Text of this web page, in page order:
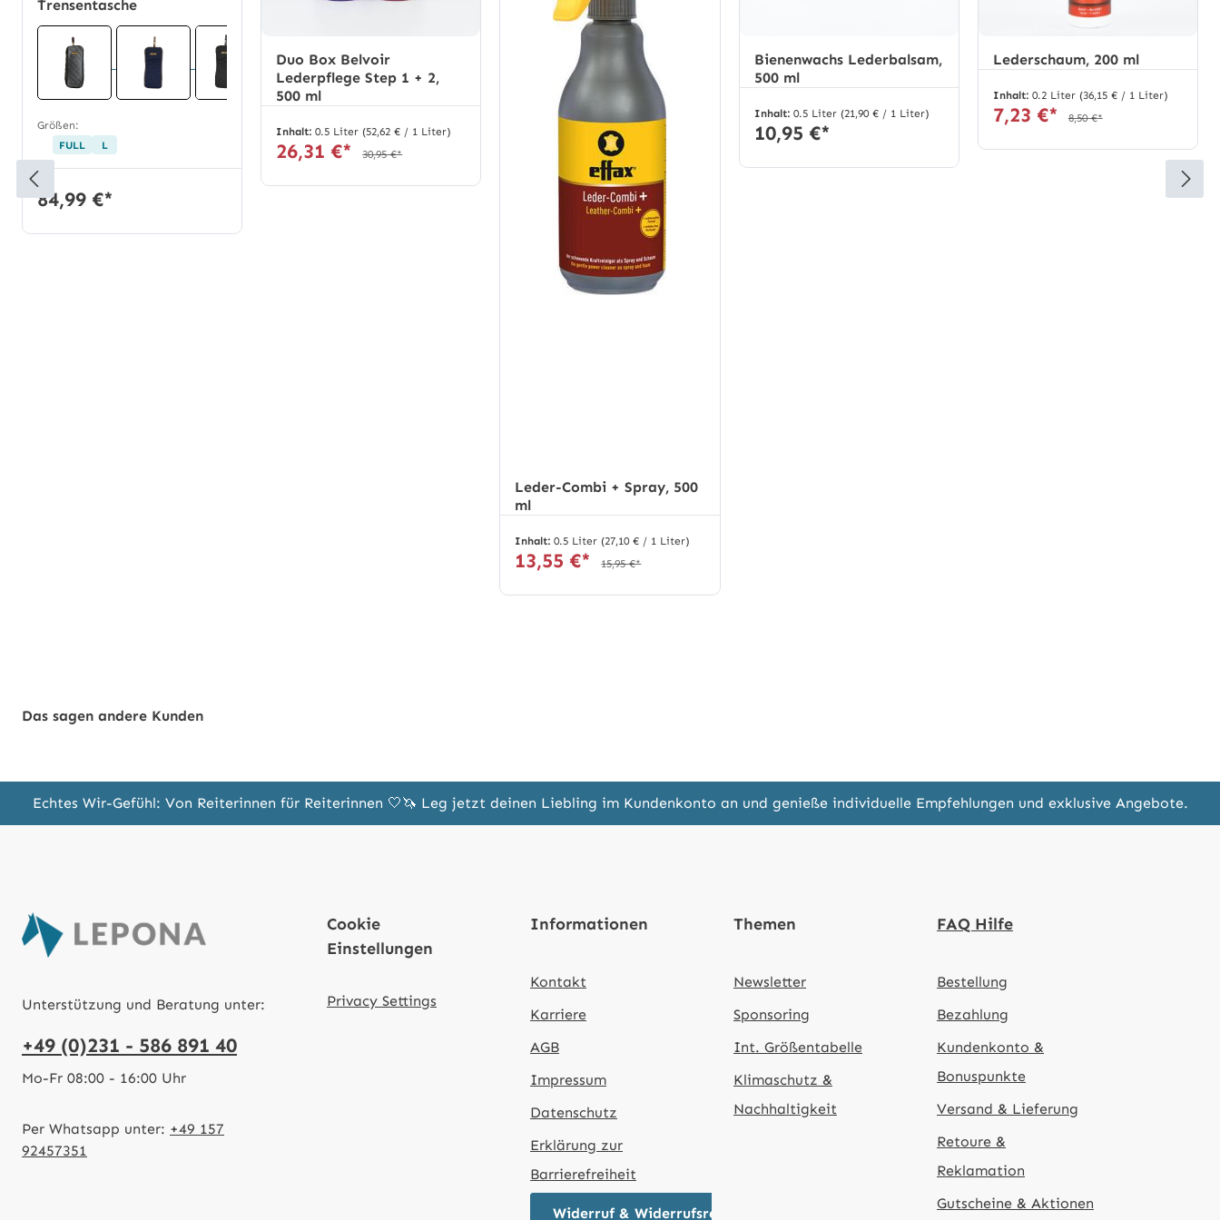
Trensentasche
Größen:
FULL
L
84,99 €*
Duo Box Belvoir
Lederpflege Step 1 + 2,
500 ml
Inhalt:0.5 Liter(52,62 € / 1 Liter)
26,31 €* 30,95 €*
Leder-Combi + Spray, 500
ml
Inhalt:0.5 Liter(27,10 € / 1 Liter)
13,55 €* 15,95 €*
Bienenwachs Lederbalsam,
500 ml
Inhalt: 0.5 Liter (21,90 € / 1 Liter)
10,95 €*
Lederschaum, 200 ml
Inhalt: 0.2 Liter (36,15 € / 1 Liter)
7,23 €* 8,50 €*
Das sagen andere Kunden
Echtes Wir-Gefühl: Von Reiterinnen für Reiterinnen 🤍🦄 Leg jetzt deinen Liebling im Kundenkonto an und genieße individuelle Empfehlungen und exklusive Angebote.
Unterstützung und Beratung unter:
+49 (0)231 - 586 891 40
Mo-Fr 08:00 - 16:00 Uhr
Per Whatsapp unter: +49 157
92457351
Cookie
Einstellungen
Privacy Settings
Informationen
Kontakt
Karriere
AGB
Impressum
Datenschutz
Erklärung zur
Barrierefreiheit
Widerruf & Widerrufsrecht
Themen
Newsletter
Sponsoring
Int. Größentabelle
Klimaschutz &
Nachhaltigkeit
FAQ Hilfe
Bestellung
Bezahlung
Kundenkonto &
Bonuspunkte
Versand & Lieferung
Retoure &
Reklamation
Gutscheine & Aktionen